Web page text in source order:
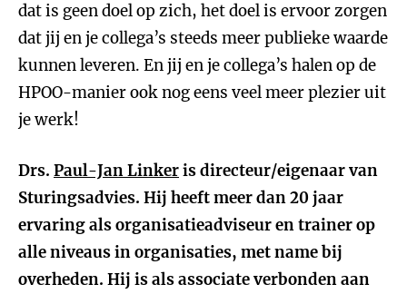
dat is geen doel op zich, het doel is ervoor zorgen
dat jij en je collega’s steeds meer publieke waarde
kunnen leveren. En jij en je collega’s halen op de
HPOO-manier ook nog eens veel meer plezier uit
je werk!
Drs. Paul-Jan Linkeris directeur/eigenaar van
Sturingsadvies. Hij heeft meer dan 20 jaar
ervaring als organisatieadviseur en trainer op
alle niveaus in organisaties, met name bij
overheden. Hij is als associate verbonden aan